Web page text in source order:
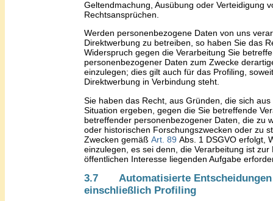
Geltendmachung, Ausübung oder Verteidigung
Rechtsansprüchen.
Werden personenbezogene Daten von uns
Direktwerbung zu betreiben, so haben Sie das
Widerspruch gegen die Verarbeitung Sie
personenbezogener Daten zum Zwecke
einzulegen; dies gilt auch für das Profiling,
Direktwerbung in Verbindung steht.
Sie haben das Recht, aus Gründen, die sich
Situation ergeben, gegen die Sie betreffende
betreffender personenbezogener Daten, die zu
oder historischen Forschungszwecken oder zu
Zwecken gemäß Art 89 Abs 1 DSGVO erfolgt,
einzulegen, es sei denn, die Verarbeitung ist zur
öffentlichen Interesse liegenden Aufgabe
3.7 Automatisierte Entscheidungen
einschließlich Profiling